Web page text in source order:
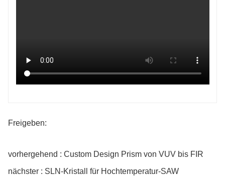
Freigeben:
vorhergehend : Custom Design Prism von VUV bis FIR
nächster : SLN-Kristall für Hochtemperatur-SAW